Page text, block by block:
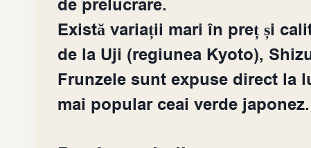
de prelucrare.
Există variații mari în preț și
de la Uji (regiunea Kyoto),
Frunzele sunt expuse direct la
mai popular ceai verde japonez.